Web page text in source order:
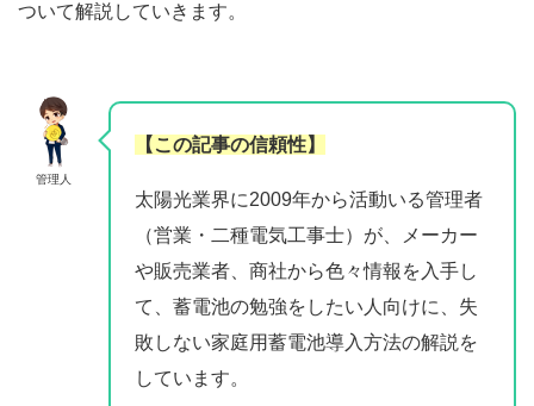
ついて解説していきます。
管理人
【この記事の信頼性】
太陽光業界に2009年から活動いる管理者
（営業・二種電気工事士）が、メーカー
や販売業者、商社から色々情報を入手し
て、蓄電池の勉強をしたい人向けに、失
敗しない家庭用蓄電池導入方法の解説を
しています。